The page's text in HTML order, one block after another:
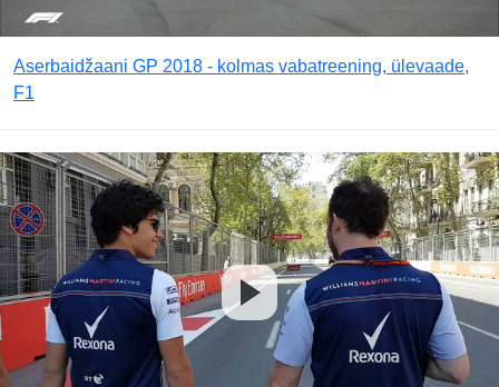
Aserbaidžaani GP 2018 - kolmas vabatreening, ülevaade,
F1